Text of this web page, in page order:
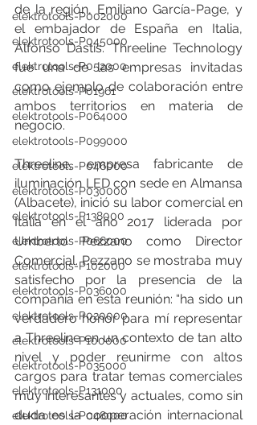
elektrotools-P002000
elektrotools-P045000
elektrotools-P052000
elektrotools-P01961
elektrotools-P064000
elektrotools-P099000
elektrotools-P046000
elektrotools-P030000
elektrotools-P138000
elektrotools-P066000
elektrotools-P102000
elektrotools-P036000
elektrotools-P020000
elektrotools-P100000
elektrotools-P035000
elektrotools-P131000
elektrotools-P048000
de la región, Emiliano García-Page, y
el embajador de España en Italia,
Alfonso Dastis. Threeline Technology
fue una de las empresas invitadas
como ejemplo de colaboración entre
ambos territorios en materia de
negocio.
Threeline, empresa fabricante de
iluminación LED con sede en Almansa
(Albacete), inició su labor comercial en
Italia en el año 2017 liderada por
Umberto Pezzano como Director
Comercial. Pezzano se mostraba muy
satisfecho por la presencia de la
compañía en esta reunión: “ha sido un
verdadero honor para mí representar
a Threeline en un contexto de tan alto
nivel y poder reunirme con altos
cargos para tratar temas comerciales
muy interesantes y actuales, como sin
duda es la cooperación internacional